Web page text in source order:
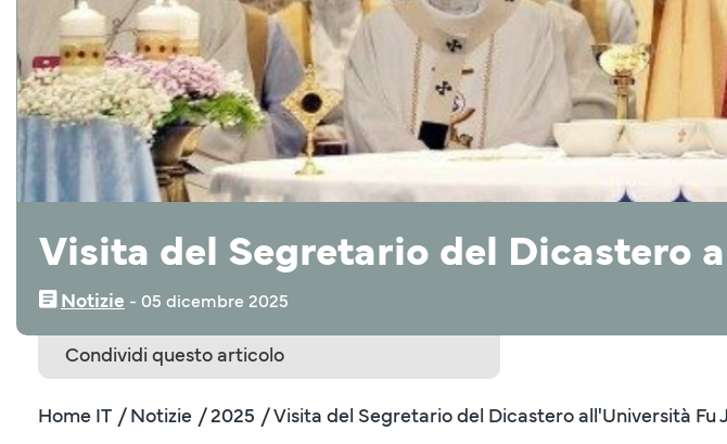
Visita del Segretario del Dicastero
Notizie ‒ 05 dicembre 2025
Condividi questo articolo
Home IT / Notizie / 2025 / Visita del Segretario del Dicastero all'Università Fu